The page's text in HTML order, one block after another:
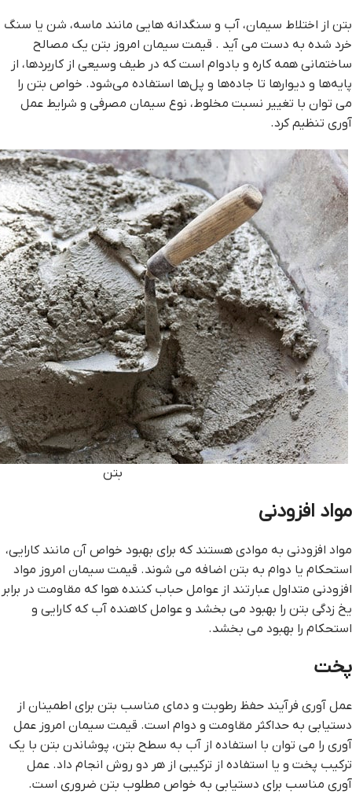
بتن از اختلاط سیمان، آب و سنگدانه هایی مانند ماسه، شن یا سنگ
خرد شده به دست می آید . قیمت سیمان امروز بتن یک مصالح
ساختمانی همه کاره و بادوام است که در طیف وسیعی از کاربردها، از
پایه‌ها و دیوارها تا جاده‌ها و پل‌ها استفاده می‌شود. خواص بتن را
می توان با تغییر نسبت مخلوط، نوع سیمان مصرفی و شرایط عمل
آوری تنظیم کرد.
بتن
مواد افزودنی
مواد افزودنی به موادی هستند که برای بهبود خواص آن مانند کارایی،
استحکام یا دوام به بتن اضافه می شوند. قیمت سیمان امروز مواد
افزودنی متداول عبارتند از عوامل حباب کننده هوا که مقاومت در برابر
یخ زدگی بتن را بهبود می بخشد و عوامل کاهنده آب که کارایی و
استحکام را بهبود می بخشد.
پخت
عمل آوری فرآیند حفظ رطوبت و دمای مناسب بتن برای اطمینان از
دستیابی به حداکثر مقاومت و دوام است. قیمت سیمان امروز عمل
آوری را می توان با استفاده از آب به سطح بتن، پوشاندن بتن با یک
ترکیب پخت و یا استفاده از ترکیبی از هر دو روش انجام داد. عمل
آوری مناسب برای دستیابی به خواص مطلوب بتن ضروری است.